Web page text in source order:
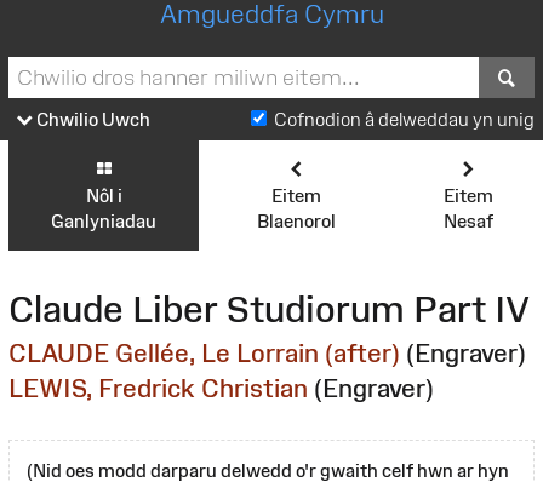
Amgueddfa Cymru
Chwilio Uwch Cofnodion â delweddau yn unig
Nôl i
Ganlyniadau
Eitem
Blaenorol
Eitem
Nesaf
Claude Liber Studiorum Part IV
CLAUDE Gellée, Le Lorrain (after) (Engraver)
LEWIS, Fredrick Christian (Engraver)
(Nid oes modd darparu delwedd o'r gwaith celf hwn ar hyn